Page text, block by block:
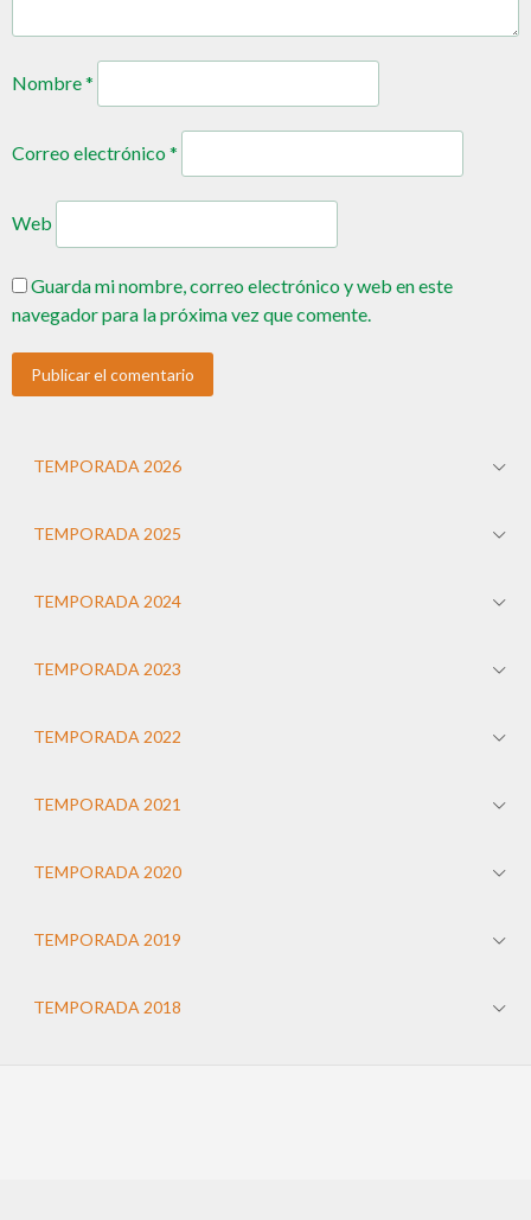
Nombre*
Correo electrónico*
Web
Guarda mi nombre, correo electrónico y web en este
navegador para la próxima vez que comente.
TEMPORADA 2026
TEMPORADA 2025
TEMPORADA 2024
TEMPORADA 2023
TEMPORADA 2022
TEMPORADA 2021
TEMPORADA 2020
TEMPORADA 2019
TEMPORADA 2018